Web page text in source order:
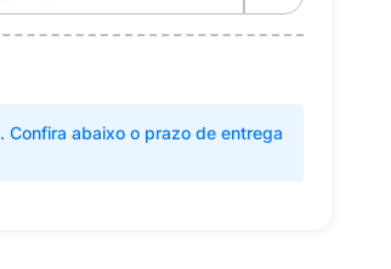
Confira abaixo o prazo de entrega